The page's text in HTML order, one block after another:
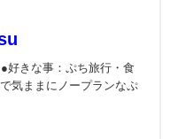
好きな事：ぷち旅行・食
気ままにノープランなぷ